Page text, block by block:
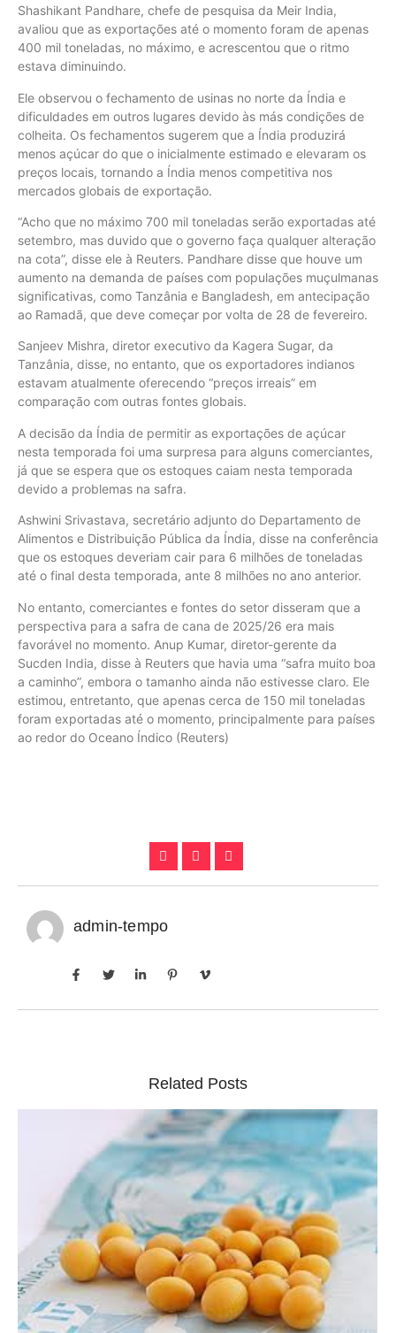
Shashikant Pandhare, chefe de pesquisa da Meir India,
avaliou que as exportações até o momento foram de apenas
400 mil toneladas, no máximo, e acrescentou que o ritmo
estava diminuindo.
Ele observou o fechamento de usinas no norte da Índia e
dificuldades em outros lugares devido às más condições de
colheita. Os fechamentos sugerem que a Índia produzirá
menos açúcar do que o inicialmente estimado e elevaram os
preços locais, tornando a Índia menos competitiva nos
mercados globais de exportação.
“Acho que no máximo 700 mil toneladas serão exportadas até
setembro, mas duvido que o governo faça qualquer alteração
na cota”, disse ele à Reuters. Pandhare disse que houve um
aumento na demanda de países com populações muçulmanas
significativas, como Tanzânia e Bangladesh, em antecipação
ao Ramadã, que deve começar por volta de 28 de fevereiro.
Sanjeev Mishra, diretor executivo da Kagera Sugar, da
Tanzânia, disse, no entanto, que os exportadores indianos
estavam atualmente oferecendo “preços irreais” em
comparação com outras fontes globais.
A decisão da Índia de permitir as exportações de açúcar
nesta temporada foi uma surpresa para alguns comerciantes,
já que se espera que os estoques caiam nesta temporada
devido a problemas na safra.
Ashwini Srivastava, secretário adjunto do Departamento de
Alimentos e Distribuição Pública da Índia, disse na conferência
que os estoques deveriam cair para 6 milhões de toneladas
até o final desta temporada, ante 8 milhões no ano anterior.
No entanto, comerciantes e fontes do setor disseram que a
perspectiva para a safra de cana de 2025/26 era mais
favorável no momento. Anup Kumar, diretor-gerente da
Sucden India, disse à Reuters que havia uma “safra muito boa
a caminho”, embora o tamanho ainda não estivesse claro. Ele
estimou, entretanto, que apenas cerca de 150 mil toneladas
foram exportadas até o momento, principalmente para países
ao redor do Oceano Índico (Reuters)
admin-tempo
Related Posts